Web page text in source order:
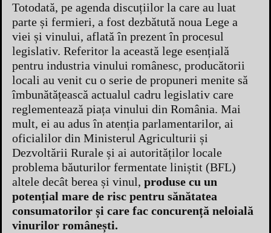
Totodată, pe agenda discuțiilor la care au luat
parte și fermieri, a fost dezbătută noua Lege a
viei și vinului, aflată în prezent în procesul
legislativ. Referitor la această lege esențială
pentru industria vinului românesc, producătorii
locali au venit cu o serie de propuneri menite să
îmbunătățească actualul cadru legislativ care
reglementează piața vinului din România. Mai
mult, ei au adus în atenția parlamentarilor, ai
oficialilor din Ministerul Agriculturii și
Dezvoltării Rurale și ai autorităților locale
problema băuturilor fermentate liniștit (BFL)
altele decât berea și vinul, produse cu un
potențial mare de risc pentru sănătatea
consumatorilor și care fac concurență neloială
vinurilor românești.